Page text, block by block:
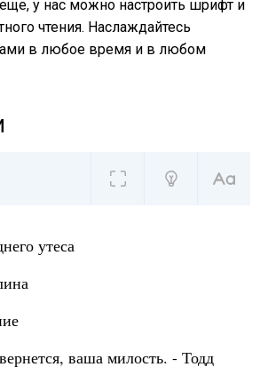
у нас можно настроить шрифт и
чтения. Наслаждайтесь
в любое время и в любом
утеса
ваша милость. - Тодд